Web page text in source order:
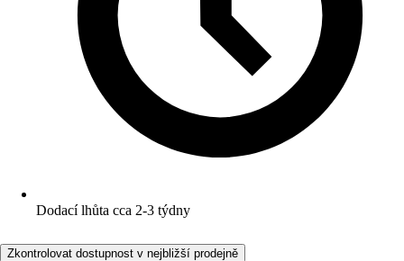
Dodací lhůta cca 2-3 týdny
Zkontrolovat dostupnost v nejbližší prodejně